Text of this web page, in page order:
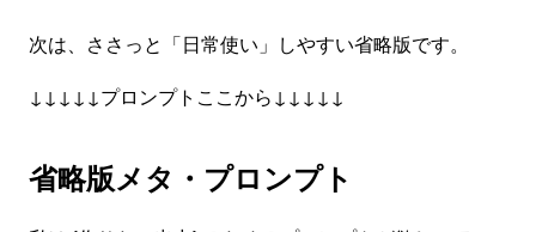
次は、ささっと「日常使い」しやすい省略版です。
↓↓↓↓↓プロンプトここから↓↓↓↓↓
省略版メタ・プロンプト